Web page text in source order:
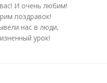
И очень любим!
поздравок!
нас в люди,
урок!